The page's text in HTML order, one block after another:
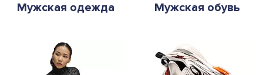
Мужская одежда Мужская обувь